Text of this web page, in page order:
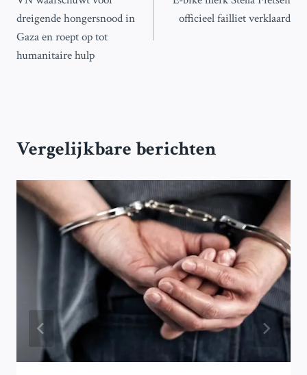
navigatie
dreigende hongersnood in
Gaza en roept op tot
humanitaire hulp
officieel failliet verklaard
Vergelijkbare berichten